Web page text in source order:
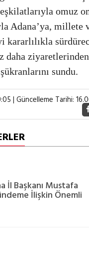
omuz
Adana’ya, millete
kararlılıkla
daha
sundu.
| Güncelleme Tarihi:
İl Başkanı Mustafa
İlişkin Önemli